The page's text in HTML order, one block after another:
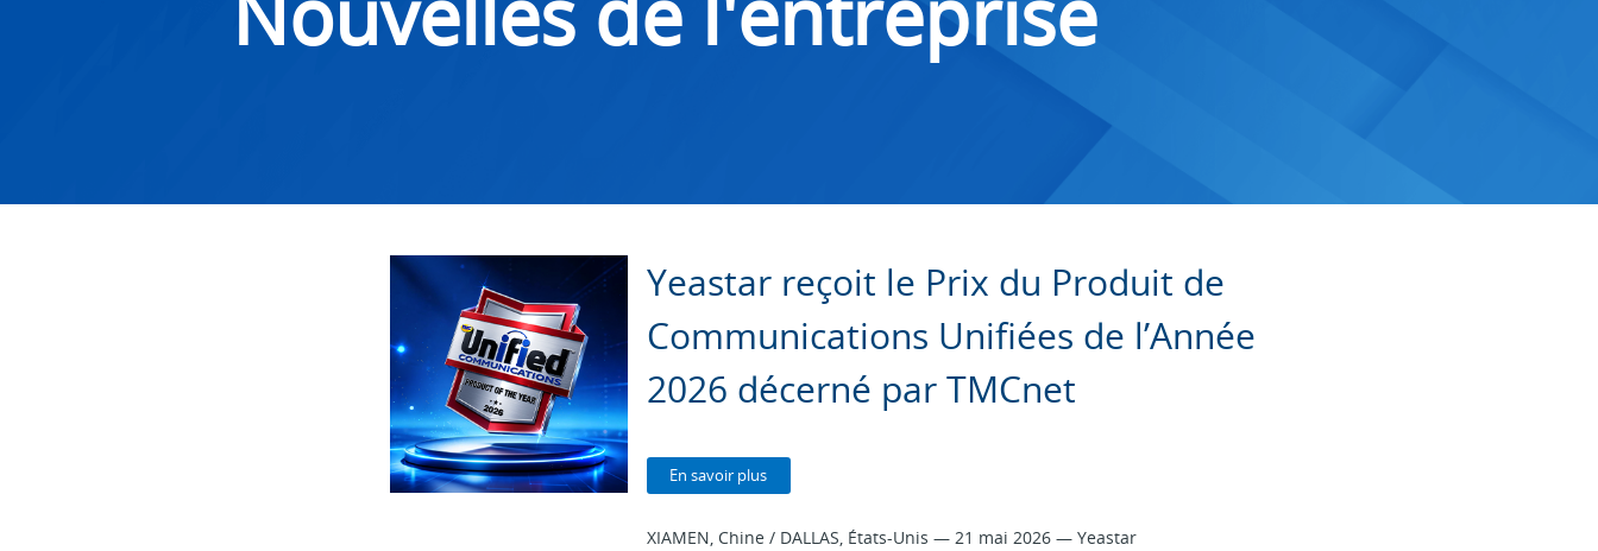
Yeastar reçoit le Prix du Produit de
Communications Unifiées de l’Année
2026 décerné par TMCnet
En savoir plus
XIAMEN, Chine / DALLAS, États-Unis — 21 mai 2026 — Yeastar